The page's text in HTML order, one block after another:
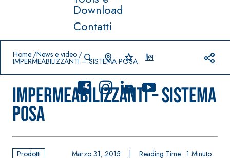
Download
Contatti
Home News e video
IMPERMEABILIZZANTI – SISTEMA POSA
IMPERMEABILIZZANTI – SISTEMA
POSA
Prodotti Marzo 31, 2015 Reading Time: 1 Minuto
Prodotti in primo piano
Sistema
UR